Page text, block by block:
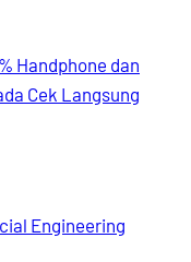
Handphone dan
Cek Langsung
Engineering